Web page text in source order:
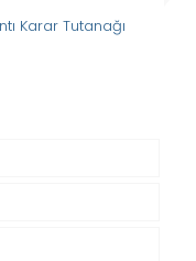
Karar Tutanağı